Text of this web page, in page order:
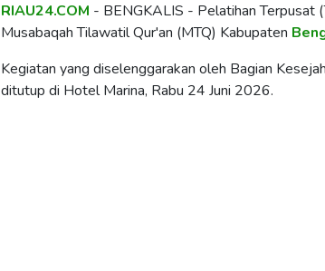
RIAU24.COM - BENGKALIS - Pelatihan Terpusat
Musabaqah Tilawatil Qur'an (MTQ) Kabupaten
Kegiatan yang diselenggarakan oleh Bagian
ditutup di Hotel Marina, Rabu 24 Juni 2026.